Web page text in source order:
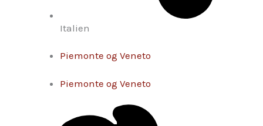
Italien
Piemonte og Veneto
Piemonte og Veneto